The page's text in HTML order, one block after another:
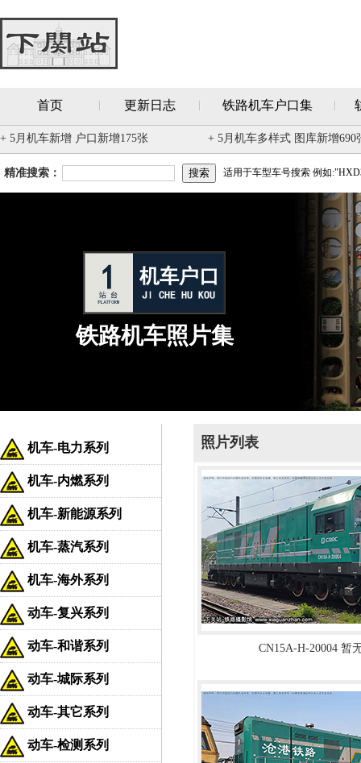
首页 更新日志 铁路机车户口集
+ 5月机车新增 户口新增175张 + 5月机车多样式 图库新增690
精准搜索： 适用于车型车号搜索 例如
铁路机车照片集
机车-电力系列
机车-内燃系列
机车-新能源系列
机车-蒸汽系列
机车-海外系列
动车-复兴系列
动车-和谐系列
动车-城际系列
动车-其它系列
动车-检测系列
照片列表
CN15A-H-20004 暂